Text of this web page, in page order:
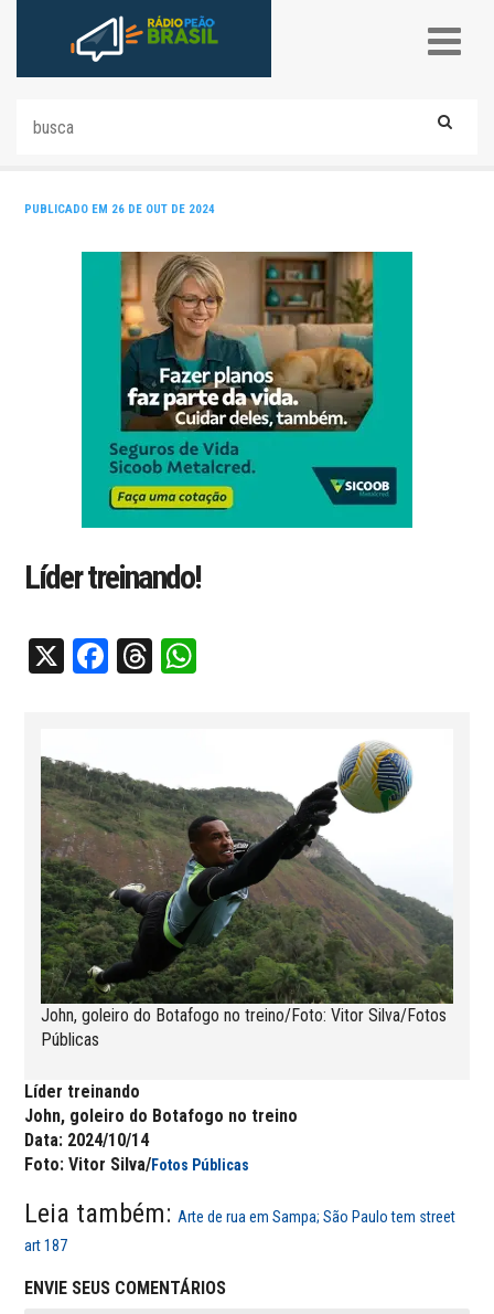
PUBLICADO EM 26 DE OUT DE 2024
Líder treinando!
X Facebook
Threads
John, goleiro do Botafogo no treino/Foto: Vitor Silva/Fotos
Públicas
Líder treinando
John, goleiro do Botafogo no treino
Data: 2024/10/14
Foto: Vitor Silva/Fotos Públicas
Leia também:Arte de rua em Sampa; São Paulo tem street
art 187
ENVIE SEUS COMENTÁRIOS